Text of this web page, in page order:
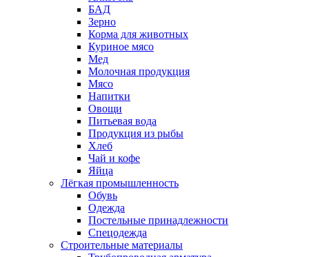
БАД
Зерно
Корма для животных
Куриное мясо
Мед
Молочная продукция
Мясо
Напитки
Овощи
Питьевая вода
Продукция из рыбы
Хлеб
Чай и кофе
Яйца
Лёгкая промышленность
Обувь
Одежда
Постельные принадлежности
Спецодежда
Строительные материалы